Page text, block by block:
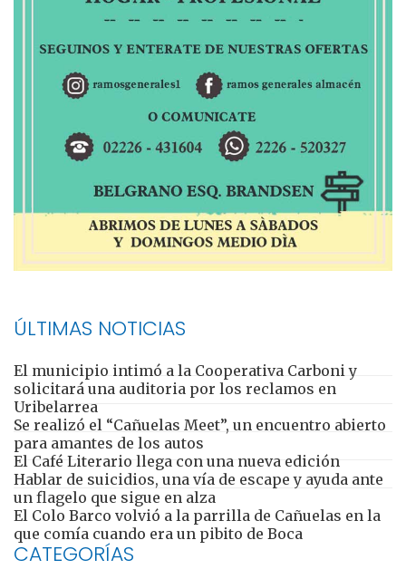
ÚLTIMAS NOTICIAS
El municipio intimó a la Cooperativa Carboni y
solicitará una auditoria por los reclamos en
Uribelarrea
Se realizó el “Cañuelas Meet”, un encuentro abierto
para amantes de los autos
El Café Literario llega con una nueva edición
Hablar de suicidios, una vía de escape y ayuda ante
un flagelo que sigue en alza
El Colo Barco volvió a la parrilla de Cañuelas en la
que comía cuando era un pibito de Boca
CATEGORÍAS